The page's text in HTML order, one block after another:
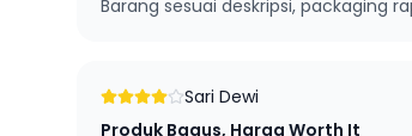
Barang sesuai deskripsi, packaging
Sari Dewi
Produk Bagus, Harga Worth It